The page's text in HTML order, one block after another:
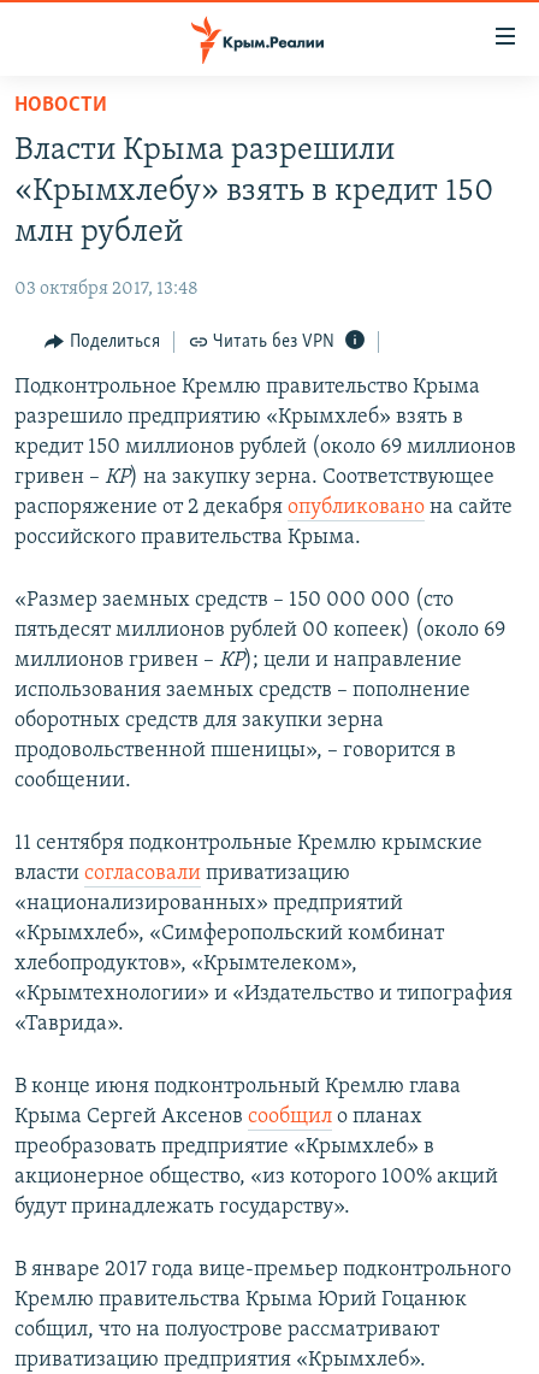
Вернуться
основному
содержанию
Вернутся
главной
навигации
Вернутся
поиску
СПЕЦПРОЕКТЫ
11 ЛЕТ ОККУПАЦИИ КРЫМА. 11 ИСТОРИЙ СОПРОТИВЛЕНИЯ
ВОДА
ЕЩЕ
ИНТЕРАКТИВ
ИНФОГРАФИКА
ТЕЛЕПРОЕКТ КРЫМ.РЕАЛИИ
СОВЕТЫ ПРАВОЗАЩИТНИКОВ
ПРОПАВШИЕ БЕЗ ВЕСТИ
КРЫМ.НЕПОКОРЕННЫЙ
УКРАИНСКАЯ ПРОБЛЕМА КРЫМА
РАДІО СВОБОДА
КАК ОБОЙТИ БЛОКИРОВКУ
Українською
Qırımtatar
Все сайты RFE/RL
НОВОСТИ
Власти Крыма разрешили
«Крымхлебу» взять в кредит 150
млн рублей
03 октября 2017, 13:48
Поделиться Читать без VPN
Подконтрольное Кремлю правительство Крыма
разрешило предприятию «Крымхлеб» взять в
кредит 150 миллионов рублей (около 69 миллионов
гривен – КР) на закупку зерна. Соответствующее
распоряжение от 2 декабря опубликовано на сайте
российского правительства Крыма.
«Размер заемных средств – 150 000 000 (сто
пятьдесят миллионов рублей 00 копеек) (около 69
миллионов гривен – КР); цели и направление
использования заемных средств – пополнение
оборотных средств для закупки зерна
продовольственной пшеницы», – говорится в
сообщении.
11 сентября подконтрольные Кремлю крымские
власти согласовали приватизацию
«национализированных» предприятий
«Крымхлеб», «Симферопольский комбинат
хлебопродуктов», «Крымтелеком»,
«Крымтехнологии» и «Издательство и типография
«Таврида».
В конце июня подконтрольный Кремлю глава
Крыма Сергей Аксенов сообщил о планах
преобразовать предприятие «Крымхлеб» в
акционерное общество, «из которого 100% акций
будут принадлежать государству».
В январе 2017 года вице-премьер подконтрольного
Кремлю правительства Крыма Юрий Гоцанюк
собщил, что на полуострове рассматривают
приватизацию предприятия «Крымхлеб».